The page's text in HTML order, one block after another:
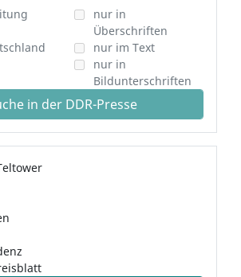
nur in
Überschriften
nur im Text
nur in
Bildunterschriften
in der DDR-Presse